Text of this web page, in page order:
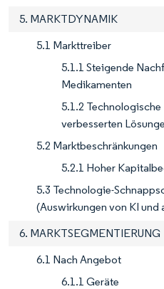
5. MARKTDYNAMIK
5.1 Markttreiber
5.1.1 Steigende
Medikamenten
5.1.2
verbesserten
5.2 Marktbeschränkungen
5.2.1 Hoher
5.3 Technologie-
(Auswirkungen von KI
6. MARKTSEGMENTIERUNG
6.1 Nach Angebot
6.1.1 Geräte